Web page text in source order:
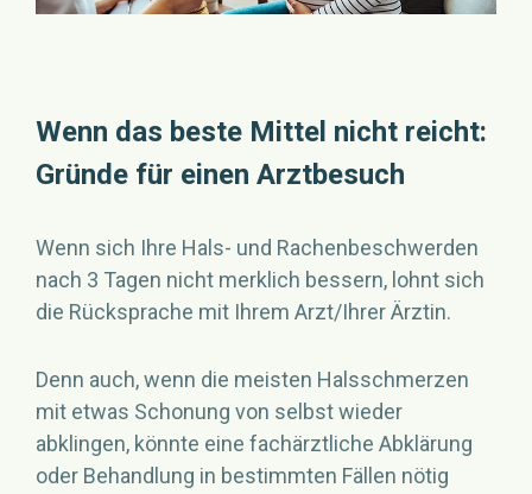
Wenn das beste Mittel nicht reicht:
Gründe für einen Arztbesuch
Wenn sich Ihre Hals- und Rachenbeschwerden
nach 3 Tagen nicht merklich bessern, lohnt sich
die Rücksprache mit Ihrem Arzt/Ihrer Ärztin.
Denn auch, wenn die meisten Halsschmerzen
mit etwas Schonung von selbst wieder
abklingen, könnte eine fachärztliche Abklärung
oder Behandlung in bestimmten Fällen nötig